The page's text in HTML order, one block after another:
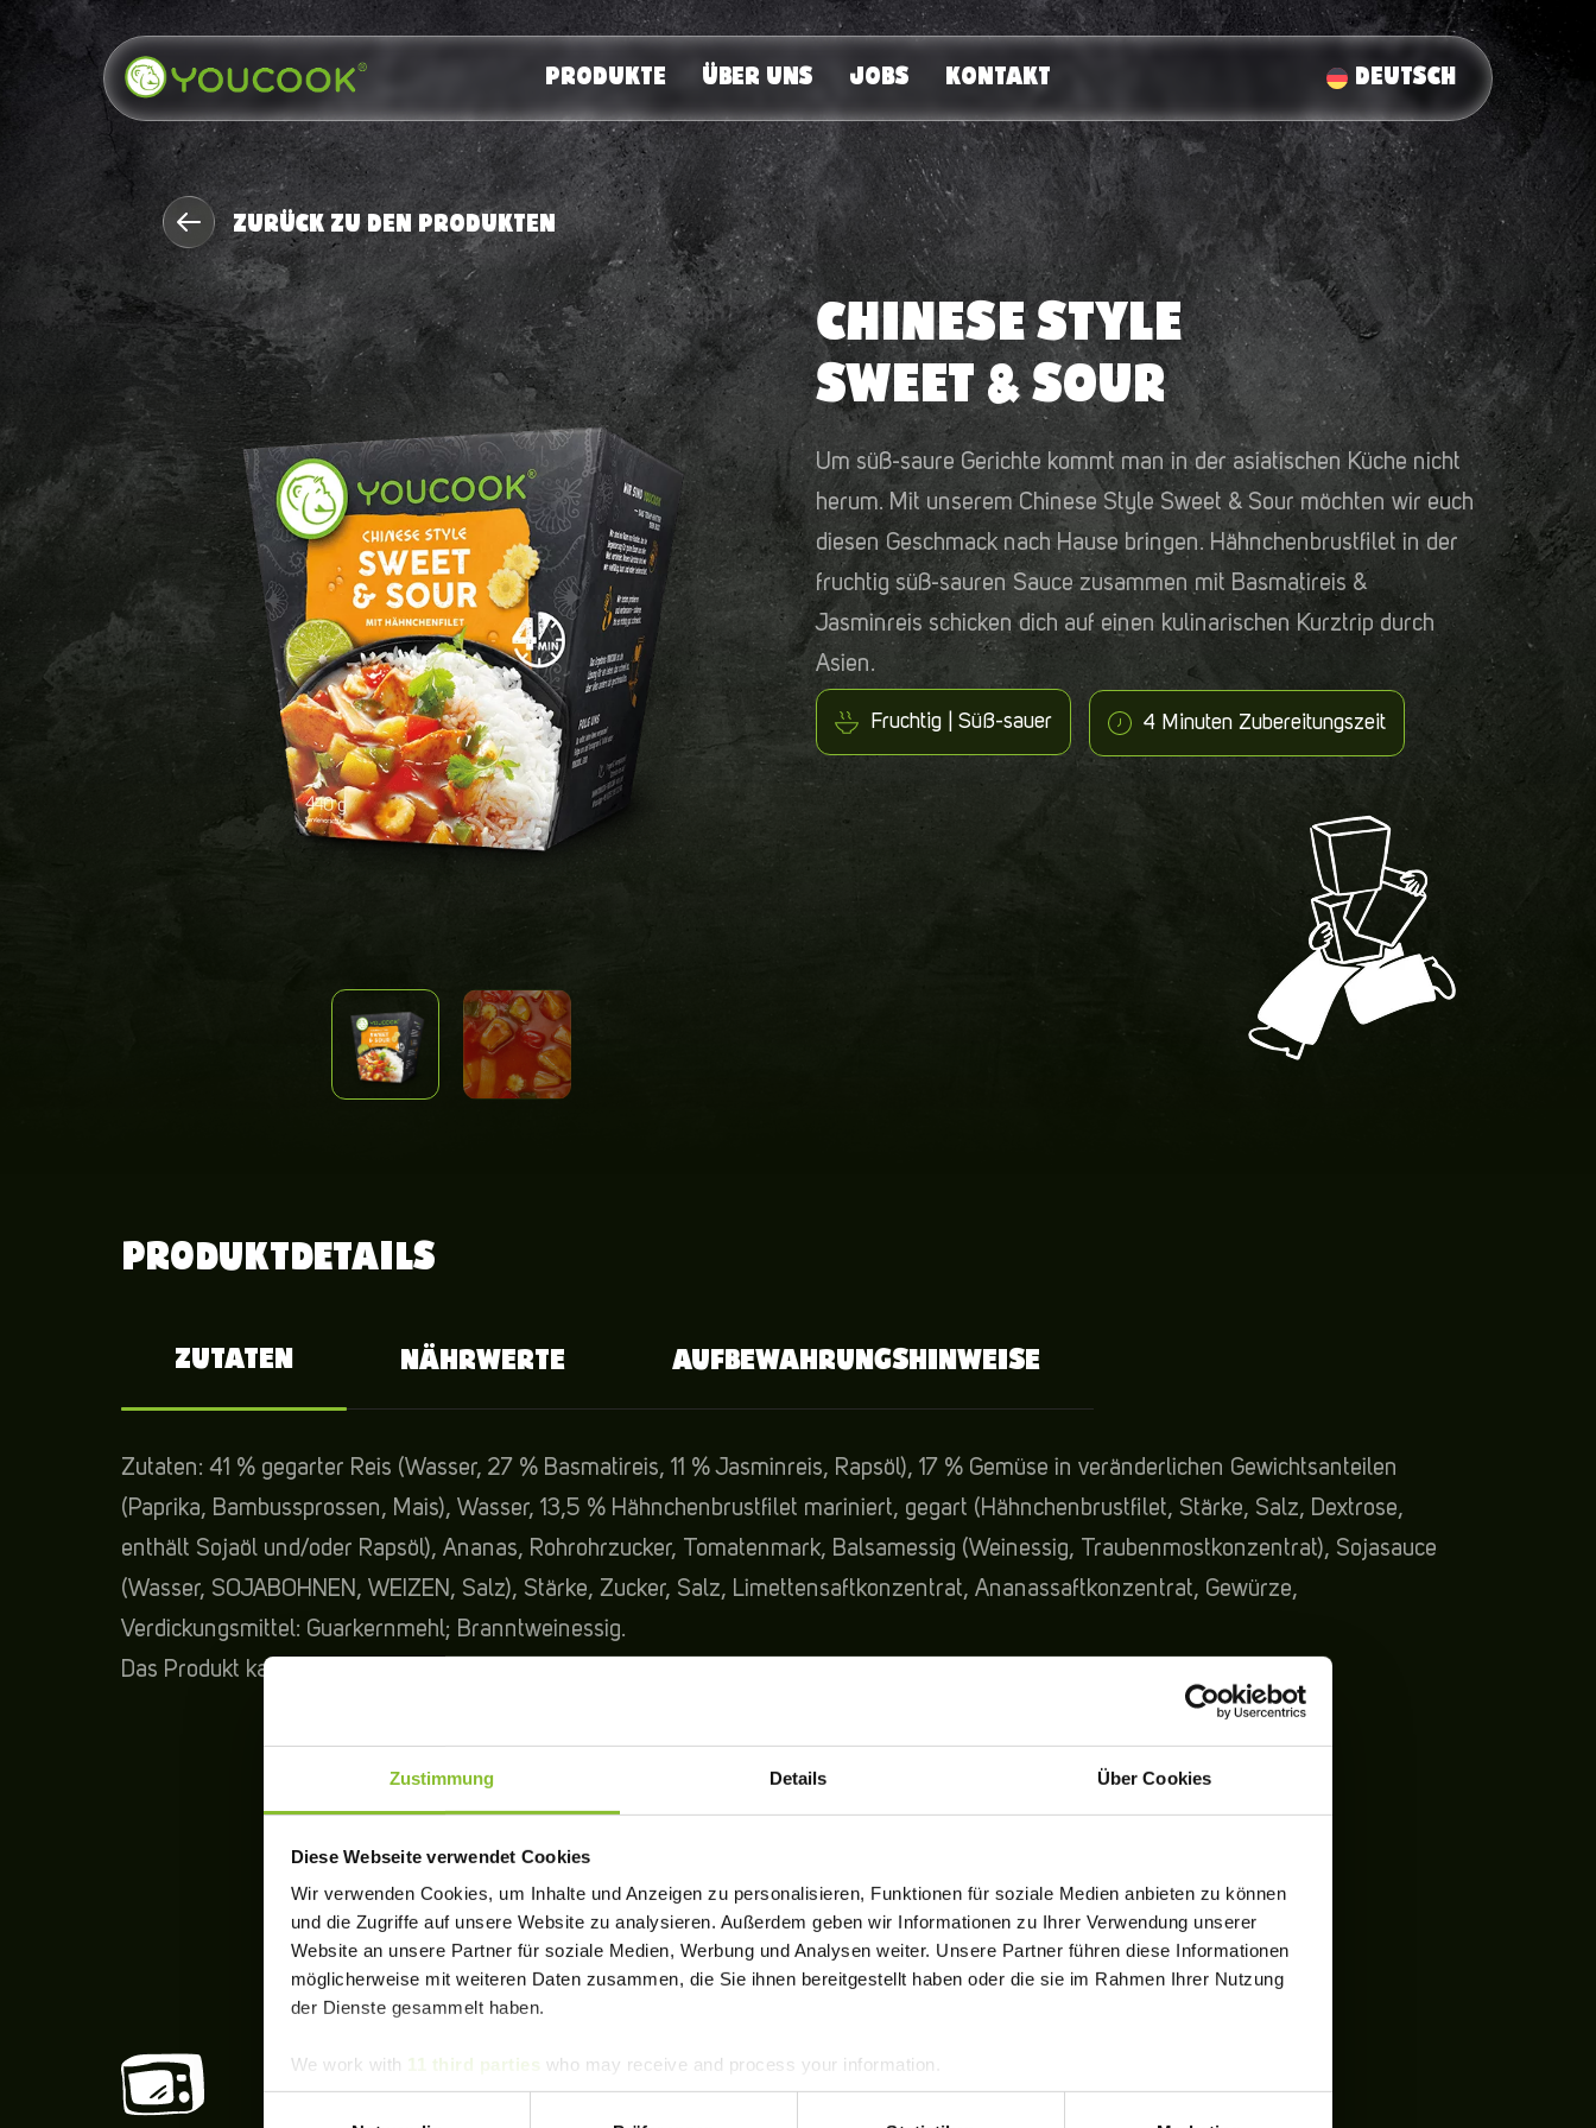
Zustimmung Details Über Cookies
Diese Webseite verwendet Cookies
Wir verwenden Cookies, um Inhalte und Anzeigen zu personalisieren, Funktionen für soziale Medien anbieten zu können
und die Zugriffe auf unsere Website zu analysieren. Außerdem geben wir Informationen zu Ihrer Verwendung unserer
Website an unsere Partner für soziale Medien, Werbung und Analysen weiter. Unsere Partner führen diese Informationen
möglicherweise mit weiteren Daten zusammen, die Sie ihnen bereitgestellt haben oder die sie im Rahmen Ihrer Nutzung
der Dienste gesammelt haben.
We work with 11 third parties who may receive and process your information.
Skip
Skip
content
PRODUKTE ÜBER UNS JOBS KONTAKT DEUTSCH
ZURÜCK ZU DEN PRODUKTEN
CHINESE STYLE
SWEET & SOUR
Um süß-saure Gerichte kommt man in der asiatischen Küche nicht
herum. Mit unserem Chinese Style Sweet & Sour möchten wir euch
diesen Geschmack nach Hause bringen. Hähnchenbrustfilet in der
fruchtig süß-sauren Sauce zusammen mit Basmatireis &
Jasminreis schicken dich auf einen kulinarischen Kurztrip durch
Asien.
Fruchtig | Süß-sauer 4 Minuten Zubereitungszeit
PRODUKTDETAILS
ZUTATEN NÄHRWERTE AUFBEWAHRUNGSHINWEISE
Zutaten: 41 % gegarter Reis (Wasser, 27 % Basmatireis, 11 % Jasminreis, Rapsöl), 17 % Gemüse in veränderlichen Gewichtsanteilen
(Paprika, Bambussprossen, Mais), Wasser, 13,5 % Hähnchenbrustfilet mariniert, gegart (Hähnchenbrustfilet, Stärke, Salz, Dextrose,
enthält Sojaöl und/oder Rapsöl), Ananas, Rohrohrzucker, Tomatenmark, Balsamessig (Weinessig, Traubenmostkonzentrat), Sojasauce
(Wasser, SOJABOHNEN, WEIZEN, Salz), Stärke, Zucker, Salz, Limettensaftkonzentrat, Ananassaftkonzentrat, Gewürze,
Verdickungsmittel: Guarkernmehl; Branntweinessig.
Das Produkt kann Spuren von EI, MILCH, SELLERIE enthalten!
ZUBEREITUNG